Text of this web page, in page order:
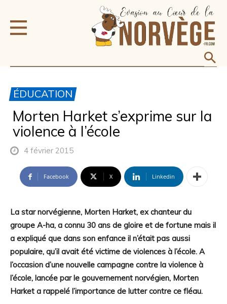
ÉDUCATION
Morten Harket s’exprime sur la
violence à l’école
4 février 2015
Facebook X Linkedin
La star norvégienne, Morten Harket, ex chanteur du
groupe A-ha, a connu 30 ans de gloire et de fortune mais il
a expliqué que dans son enfance il n’était pas aussi
populaire, qu’il avait été victime de violences à l’école. A
l’occasion d’une nouvelle campagne contre la violence à
l’école, lancée par le gouvernement norvégien, Morten
Harket a rappelé l’importance de lutter contre ce fléau.